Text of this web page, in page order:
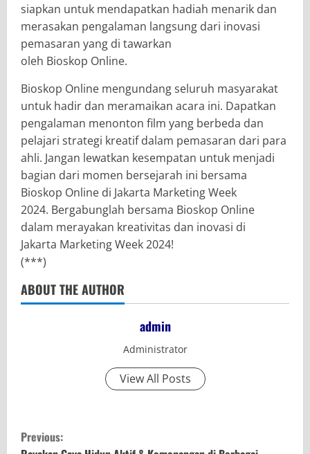
siapkan untuk mendapatkan hadiah menarik dan
merasakan pengalaman langsung dari inovasi
pemasaran yang di tawarkan
oleh Bioskop Online.
Bioskop Online mengundang seluruh masyarakat
untuk hadir dan meramaikan acara ini. Dapatkan
pengalaman menonton film yang berbeda dan
pelajari strategi kreatif dalam pemasaran dari para
ahli. Jangan lewatkan kesempatan untuk menjadi
bagian dari momen bersejarah ini bersama
Bioskop Online di Jakarta Marketing Week
2024. Bergabunglah bersama Bioskop Online
dalam merayakan kreativitas dan inovasi di
Jakarta Marketing Week 2024!
(***)
ABOUT THE AUTHOR
admin
Administrator
View All Posts
C
Previous: